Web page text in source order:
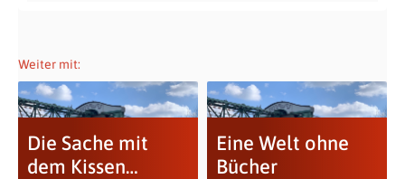
Weiter mit:
Die Sache mit
dem Kissen…
Eine Welt ohne
Bücher